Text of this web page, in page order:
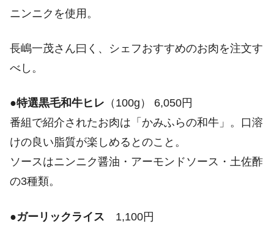
ニンニクを使用。
長嶋一茂さん曰く、シェフおすすめのお肉を注文す
べし。
●特選黒毛和牛ヒレ （100g） 6,050円
番組で紹介されたお肉は「かみふらの和牛」。口溶
けの良い脂質が楽しめるとのこと。
ソースはニンニク醤油・アーモンドソース・土佐酢
の3種類。
●ガーリックライス 1,100円